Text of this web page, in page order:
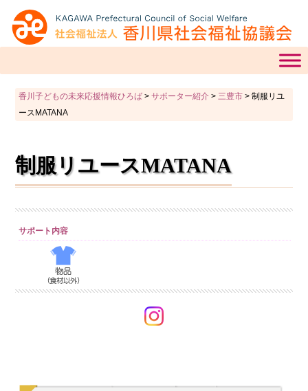
香川子どもの未来応援情報ひろば> サポーター紹介> 三豊市> 制服リユ
ースMATANA
制服リユースMATANA
サポート内容